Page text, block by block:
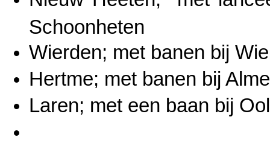
Schoonheten
Wierden; met banen bij
Hertme; met banen bij
Laren; met een baan bij